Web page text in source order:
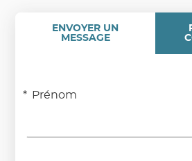
ENVOYER UN
MESSAGE
Prénom